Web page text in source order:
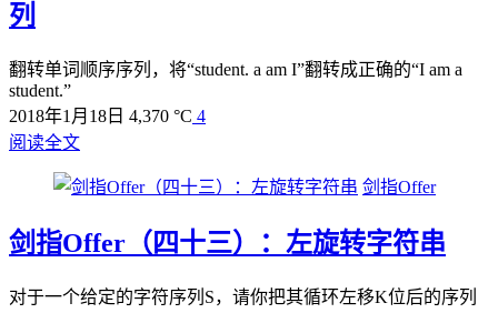
列
翻转单词顺序序列，将“student. a am I”翻转成正确的“I am a
student.”
2018年1月18日 4,370 °C 4
阅读全文
剑指Offer
剑指Offer（四十三）：左旋转字符串
对于一个给定的字符序列S，请你把其循环左移K位后的序列